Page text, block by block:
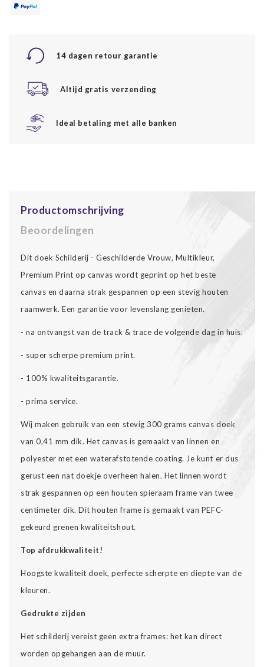
14 dagen retour garantie
Altijd gratis verzending
Ideal betaling met alle banken
Productomschrijving
Beoordelingen
Dit doek Schilderij - Geschilderde Vrouw, Multikleur,
Premium Print op canvas wordt geprint op het beste
canvas en daarna strak gespannen op een stevig houten
raamwerk. Een garantie voor levenslang genieten.
- na ontvangst van de track & trace de volgende dag in huis.
- super scherpe premium print.
- 100% kwaliteitsgarantie.
- prima service.
Wij maken gebruik van een stevig 300 grams canvas doek
van 0,41 mm dik. Het canvas is gemaakt van linnen en
polyester met een waterafstotende coating. Je kunt er dus
gerust een nat doekje overheen halen. Het linnen wordt
strak gespannen op een houten spieraam frame van twee
centimeter dik. Dit houten frame is gemaakt van PEFC-
gekeurd grenen kwaliteitshout.
Top afdrukkwaliteit!
Hoogste kwaliteit doek, perfecte scherpte en diepte van de
kleuren.
Gedrukte zijden
Het schilderij vereist geen extra frames: het kan direct
worden opgehangen aan de muur.